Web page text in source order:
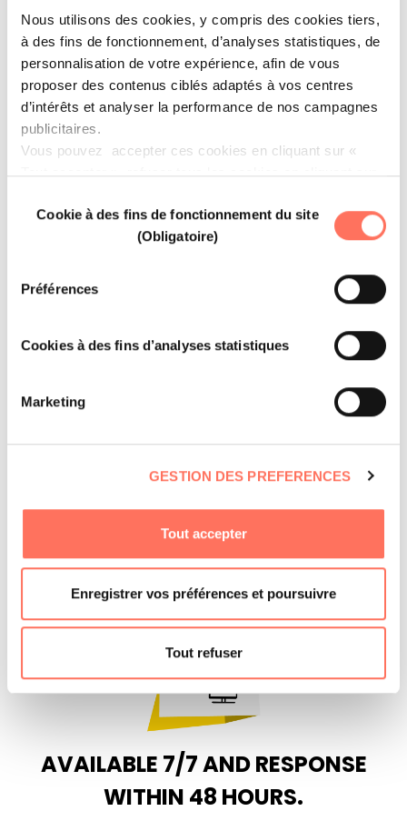
Nous utilisons des cookies, y compris des cookies tiers,
à des fins de fonctionnement, d’analyses statistiques, de
personnalisation de votre expérience, afin de vous
proposer des contenus ciblés adaptés à vos centres
d’intérêts et analyser la performance de nos campagnes
publicitaires.
Vous pouvez accepter ces cookies en cliquant sur «
Tout accepter », refuser tous les cookies en cliquant sur
» pour gérer vos préférences.
Cookie à des fins de fonctionnement du site
(Obligatoire)
Préférences
Cookies à des fins d’analyses statistiques
Marketing
GESTION DES PREFERENCES
Tout accepter
Enregistrer vos préférences et poursuivre
Tout refuser
YOUR FREE MEALS
1 free meal for every 20 meals purchased
40% OFF
FREE MEALS FOR DRIVER/GUIDE
Maximum 2 drivers and 1 guide
AVAILABLE 7/7 AND RESPONSE
WITHIN 48 HOURS.